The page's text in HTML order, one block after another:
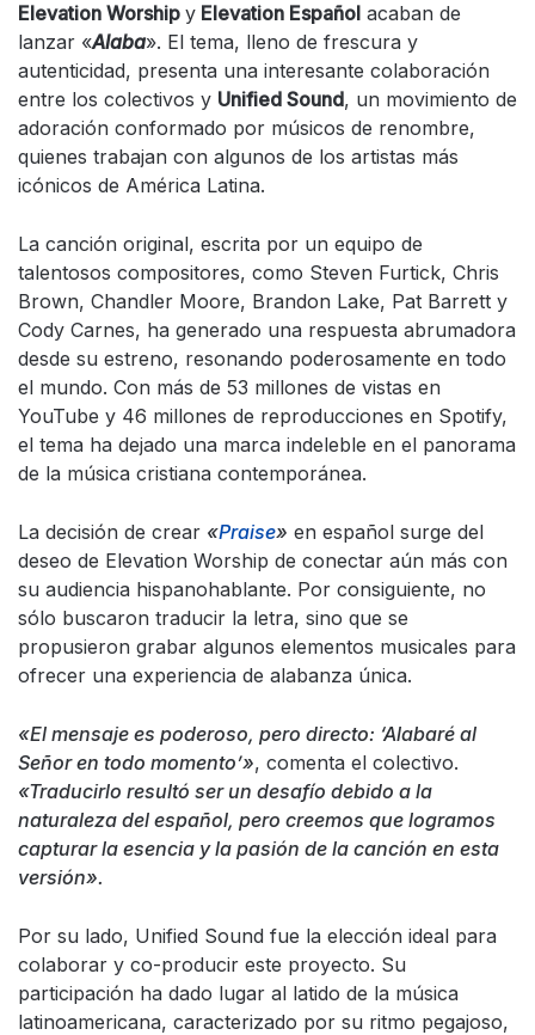
Elevation Worship y Elevation Español acaban de
lanzar «Alaba». El tema, lleno de frescura y
autenticidad, presenta una interesante colaboración
entre los colectivos y Unified Sound, un movimiento de
adoración conformado por músicos de renombre,
quienes trabajan con algunos de los artistas más
icónicos de América Latina.
La canción original, escrita por un equipo de
talentosos compositores, como Steven Furtick, Chris
Brown, Chandler Moore, Brandon Lake, Pat Barrett y
Cody Carnes, ha generado una respuesta abrumadora
desde su estreno, resonando poderosamente en todo
el mundo. Con más de 53 millones de vistas en
YouTube y 46 millones de reproducciones en Spotify,
el tema ha dejado una marca indeleble en el panorama
de la música cristiana contemporánea.
La decisión de crear «Praise» en español surge del
deseo de Elevation Worship de conectar aún más con
su audiencia hispanohablante. Por consiguiente, no
sólo buscaron traducir la letra, sino que se
propusieron grabar algunos elementos musicales para
ofrecer una experiencia de alabanza única.
«El mensaje es poderoso, pero directo: ‘Alabaré al
Señor en todo momento’», comenta el colectivo.
«Traducirlo resultó ser un desafío debido a la
naturaleza del español, pero creemos que logramos
capturar la esencia y la pasión de la canción en esta
versión».
Por su lado, Unified Sound fue la elección ideal para
colaborar y co-producir este proyecto. Su
participación ha dado lugar al latido de la música
latinoamericana, caracterizado por su ritmo pegajoso,